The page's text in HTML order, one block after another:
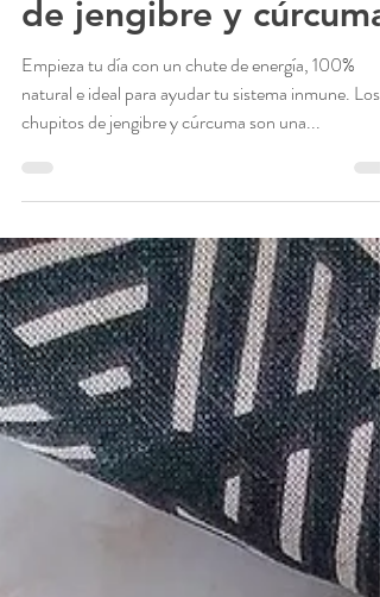
Eloisa Faltoni
2 min de lectura
Chupitos energéticos
de jengibre y cúrcuma
chupitos de jengibre y cúrcuma son una...